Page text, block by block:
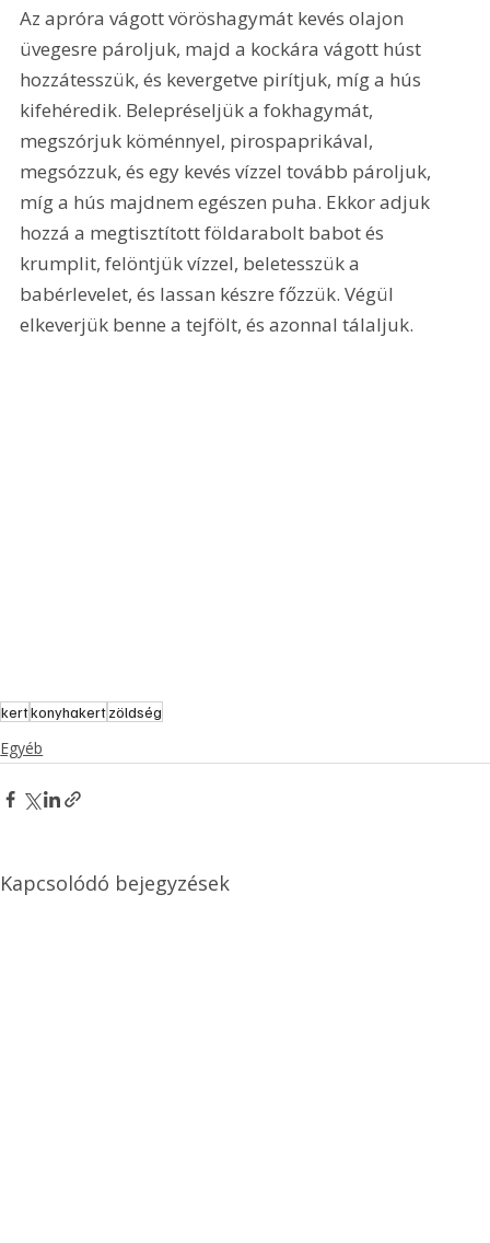
Az apróra vágott vöröshagymát kevés olajon
üvegesre pároljuk, majd a kockára vágott húst
hozzátesszük, és kevergetve pirítjuk, míg a hús
kifehéredik. Belepréseljük a fokhagymát,
megszórjuk köménnyel, pirospaprikával,
megsózzuk, és egy kevés vízzel tovább pároljuk,
míg a hús majdnem egészen puha. Ekkor adjuk
hozzá a megtisztított földarabolt babot és
krumplit, felöntjük vízzel, beletesszük a
babérlevelet, és lassan készre főzzük. Végül
elkeverjük benne a tejfölt, és azonnal tálaljuk.
kertkonyhakertzöldség
Egyéb
Kapcsolódó bejegyzések